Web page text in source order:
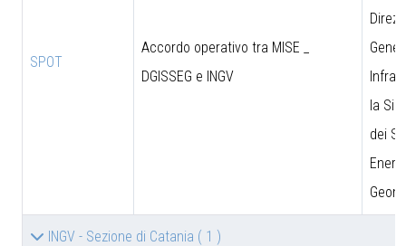
SPOT
Accordo operativo tra MISE _
DGISSEG e INGV
la
dei
INGV - Sezione di Catania ( 1 )